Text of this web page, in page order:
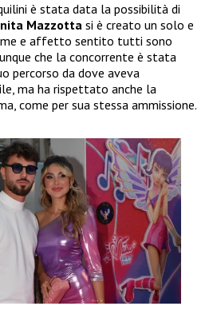
è stata data la possibilità di
Mazzottasi è creato un solo e
e affetto sentito tutti sono
che la concorrente è stata
percorso da dove aveva
ma ha rispettato anche la
come per sua stessa ammissione.